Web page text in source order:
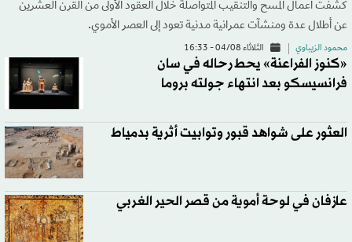
كشفت أعمال المسح والتنقيب المتواصلة خلال العقود الأولى من القرن العشرين
عن أطلال عدة ومنشآت عمرانية مدنية تعود إلى العصر الأموي.
محمود الزيباوي الثلاثاء 04/08 - 16:33
«كنوز الفراعنة» يحط رحاله في سان
فرانسيسكو بعد انتهاء جولته بروما
العثور على شواهد قبور وتوابيت أثرية بدمياط
عازفان في لوحة أموية من قصر الحير الغربي